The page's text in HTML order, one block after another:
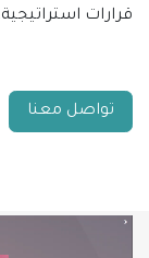
قرارات استراتيجية.
تواصل معنا